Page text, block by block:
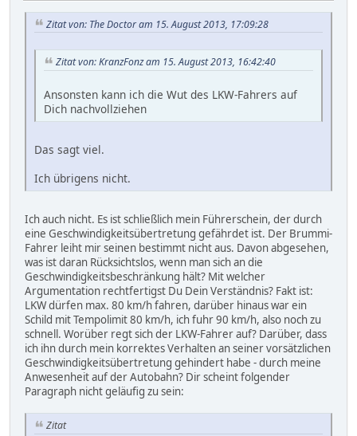
Zitat von: The Doctor am 15. August 2013, 17:09:28
Zitat von: KranzFonz am 15. August 2013, 16:42:40
Ansonsten kann ich die Wut des LKW-Fahrers auf
Dich nachvollziehen
Das sagt viel.
Ich übrigens nicht.
Ich auch nicht. Es ist schließlich mein Führerschein, der durch
eine Geschwindigkeitsübertretung gefährdet ist. Der Brummi-
Fahrer leiht mir seinen bestimmt nicht aus. Davon abgesehen,
was ist daran Rücksichtslos, wenn man sich an die
Geschwindigkeitsbeschränkung hält? Mit welcher
Argumentation rechtfertigst Du Dein Verständnis? Fakt ist:
LKW dürfen max. 80 km/h fahren, darüber hinaus war ein
Schild mit Tempolimit 80 km/h, ich fuhr 90 km/h, also noch zu
schnell. Worüber regt sich der LKW-Fahrer auf? Darüber, dass
ich ihn durch mein korrektes Verhalten an seiner vorsätzlichen
Geschwindigkeitsübertretung gehindert habe - durch meine
Anwesenheit auf der Autobahn? Dir scheint folgender
Paragraph nicht geläufig zu sein:
Zitat